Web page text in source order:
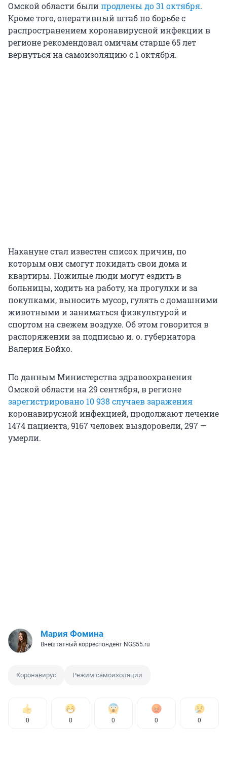
Омской области былипродлены до 31 октября.
Кроме того, оперативный штаб по борьбе с
распространением коронавирусной инфекции в
регионе рекомендовал омичам старше 65 лет
вернуться на самоизоляцию с 1 октября.
Накануне стал известен список причин, по
которым они смогут покидать свои дома и
квартиры. Пожилые люди могут ездить в
больницы, ходить на работу, на прогулки и за
покупками, выносить мусор, гулять с домашними
животными и заниматься физкультурой и
спортом на свежем воздухе. Об этом говорится в
распоряжении за подписью и. о. губернатора
Валерия Бойко.
По данным Министерства здравоохранения
Омской области на 29 сентября, в регионе
зарегистрировано 10 938 случаев заражения
коронавирусной инфекцией, продолжают лечение
1474 пациента, 9167 человек выздоровели, 297 —
умерли.
Мария Фомина
Внештатный корреспондент NGS55.ru
Коронавирус Режим самоизоляции
0 0 0 0 0